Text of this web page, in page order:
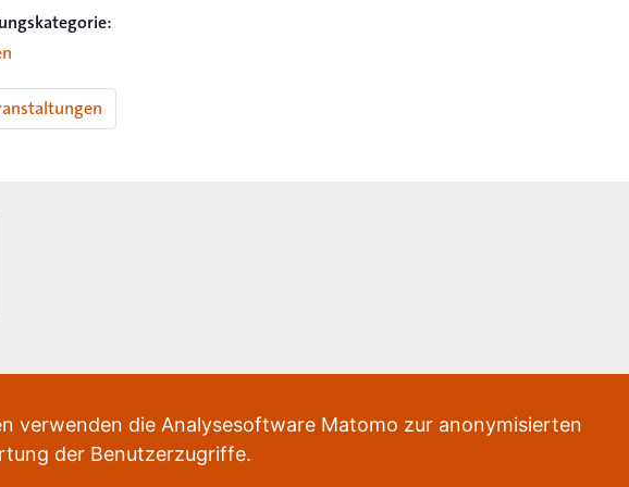
verwenden die Analysesoftware Matomo zur anonymisierten
der Benutzerzugriffe.